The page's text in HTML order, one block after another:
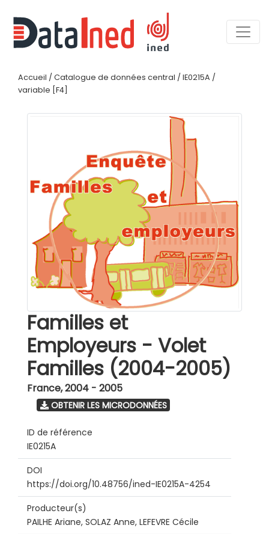
Accueil / Catalogue de données central / IE0215A /
variable [F4]
Familles et
Employeurs - Volet
Familles (2004-2005)
France,2004 - 2005
OBTENIR LES MICRODONNÉES
ID de référence
IE0215A
DOI
https://doi.org/10.48756/ined-IE0215A-4254
Producteur(s)
PAILHE Ariane, SOLAZ Anne, LEFEVRE Cécile